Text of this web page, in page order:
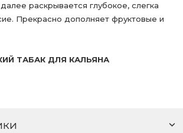
раскрывается глубокое, слегка
Прекрасно дополняет фруктовые и
ТАБАК ДЛЯ КАЛЬЯНА